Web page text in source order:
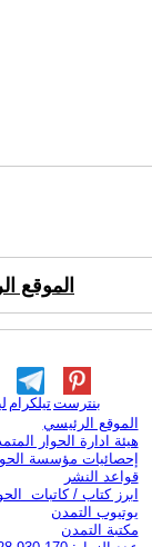
الموقع
تيلكرامبنترست
الموقع الرئيسي
هيئة ادارة الحوار
إحصائيات مؤسسة
قواعد النشر
ابرز كتاب / كاتبات
يوتيوب التمدن
مكتبة التمدن